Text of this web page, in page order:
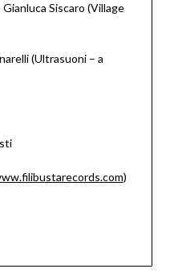
Siscaro (Village
(Ultrasuoni – a
)